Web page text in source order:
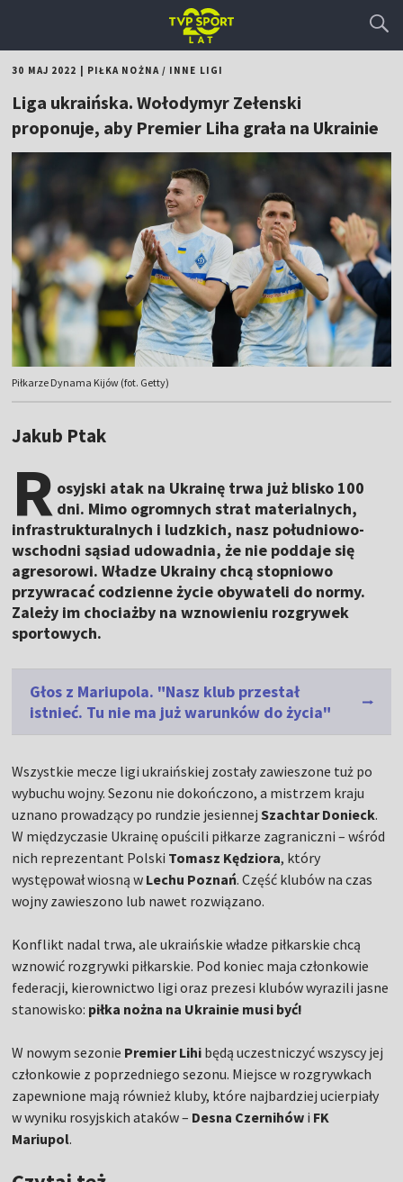
30 MAJ 2022 PIŁKA NOŻNA/ INNE LIGI
Liga ukraińska. Wołodymyr Zełenski
proponuje, aby Premier Liha grała na Ukrainie
Piłkarze Dynama Kijów (fot. Getty)
Jakub Ptak
R osyjski atak na Ukrainę trwa już blisko 100
dni. Mimo ogromnych strat materialnych,
infrastrukturalnych i ludzkich, nasz południowo-
wschodni sąsiad udowadnia, że nie poddaje się
agresorowi. Władze Ukrainy chcą stopniowo
przywracać codzienne życie obywateli do normy.
Zależy im chociażby na wznowieniu rozgrywek
sportowych.
Głos z Mariupola. "Nasz klub przestał
istnieć. Tu nie ma już warunków do życia"
Wszystkie mecze ligi ukraińskiej zostały zawieszone tuż po
wybuchu wojny. Sezonu nie dokończono, a mistrzem kraju
uznano prowadzący po rundzie jesiennejSzachtar Donieck.
W międzyczasie Ukrainę opuścili piłkarze zagraniczni – wśród
nich reprezentant Polski Tomasz Kędziora, który
występował wiosną w Lechu Poznań. Część klubów na czas
wojny zawieszono lub nawet rozwiązano.
Konflikt nadal trwa, ale ukraińskie władze piłkarskie chcą
wznowić rozgrywki piłkarskie. Pod koniec maja członkowie
federacji, kierownictwo ligi oraz prezesi klubów wyrazili jasne
stanowisko: piłka nożna na Ukrainie musi być!
W nowym sezonie Premier Lihi będą uczestniczyć wszyscy jej
członkowie z poprzedniego sezonu. Miejsce w rozgrywkach
zapewnione mają również kluby, które najbardziej ucierpiały
w wyniku rosyjskich ataków – Desna Czernihów i FK
Mariupol.